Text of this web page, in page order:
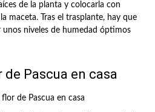
de la planta y colocarla con
maceta. Tras el trasplante, hay que
unos niveles de humedad óptimos
Pascua en casa